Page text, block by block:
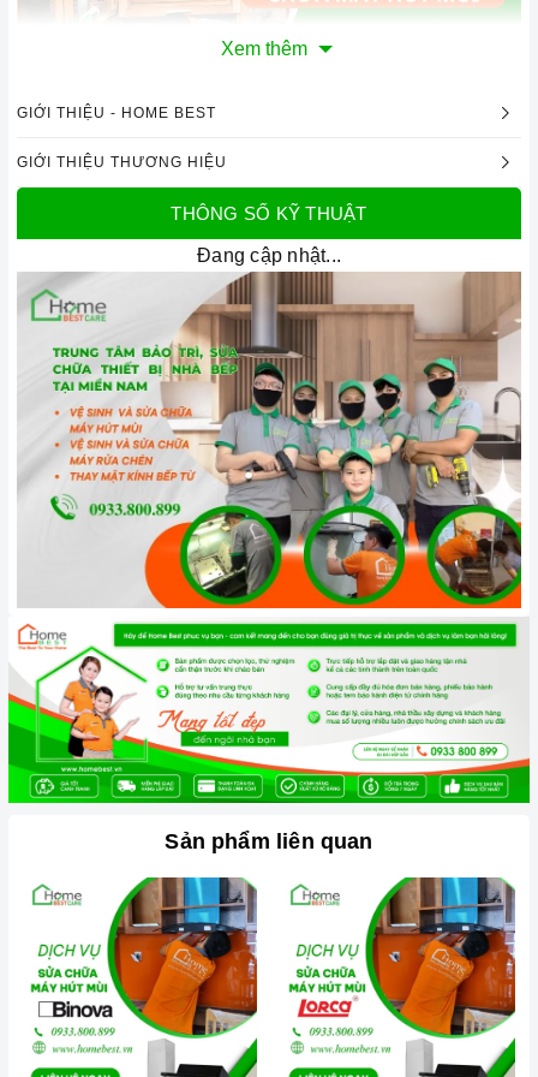
Hậu quả khi máy hút mùi gặp sự cố!!!
- Khả năng lọc không khí kém:
Máy hút mùi không vệ
sinh định kỳ khi hoạt động sẽ không loại bỏ được mùi
hôi, khói, và hơi ẩm trong nhà bếp. Điều này có thể gây
khó chịu và ảnh hưởng đến chất lượng không khí trong
nhà.
- Nguy cơ cháy nổ: Khi không được vệ sinh thường,
dầu mỡ tích tụ có thể gây nguy cơ cháy nổ nếu không
được làm sạch kịp thời. Điều này đặc biệt nguy hiểm khi
bạn sử dụng bếp gas.
- Hư hỏng thiết bị:
Ăn mòn các bộ phận:Dầu mỡ và hơi ẩm tích tụ lâu
ngày sẽ làm ăn mòn các bộ phận kim loại bên trong
máy, gây ra tình trạng rỉ sét và hư hỏng.
Gây quá tải động cơ:Khi máy phải hoạt động với
công suất lớn để khắc phục tình trạng tắc nghẽn, động
cơ sẽ bị quá tải và nhanh chóng hỏng hóc.
- Ảnh hưởng đến sức khỏe:Môi trường bếp không
đặc biệt đối với những người có vấn đề về hen suyễn
hoặc dị ứng.
- Giảm giá trị thẩm mỹ: Vết ố vàng, dầu mỡ và bụi bẩn
sẽ tích tụ trên bề mặt bếp và các thiết bị khác, làm giảm
giá trị thẩm mỹ của ngôi nhà, gây ấn tượng không tốt cho
khách đến thăm.
Xem thêm
GIỚI THIỆU - HOME BEST
GIỚI THIỆU THƯƠNG HIỆU
THÔNG SỐ KỸ THUẬT
Đang cập nhật...
Sản phẩm liên quan